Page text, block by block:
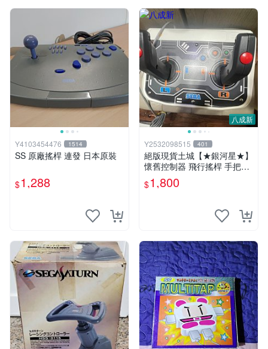
Y4103454476 1514
SS 原廠搖桿 連發 日本原裝
$1,288
八成新
Y2532098515 401
絕版現貨土城【★銀河星★】
懷舊控制器 飛行搖桿 手把～
SS Sega Saturn 雙軸飛行搖
桿 電腦戰機 Virtual-On
$1,800